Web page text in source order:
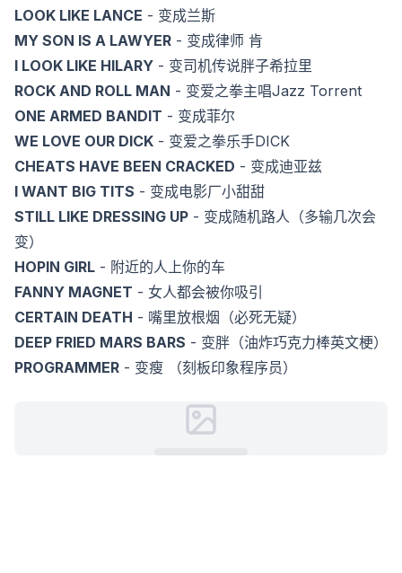
LOOK LIKE LANCE - 变成兰斯
MY SON IS A LAWYER - 变成律师 肯
I LOOK LIKE HILARY - 变司机传说胖子希拉里
ROCK AND ROLL MAN - 变爱之拳主唱Jazz Torrent
ONE ARMED BANDIT - 变成菲尔
WE LOVE OUR DICK - 变爱之拳乐手DICK
CHEATS HAVE BEEN CRACKED - 变成迪亚兹
I WANT BIG TITS - 变成电影厂小甜甜
STILL LIKE DRESSING UP - 变成随机路人（多输几次会
变）
HOPIN GIRL - 附近的人上你的车
FANNY MAGNET - 女人都会被你吸引
CERTAIN DEATH - 嘴里放根烟（必死无疑）
DEEP FRIED MARS BARS - 变胖（油炸巧克力棒英文梗）
PROGRAMMER - 变瘦 （刻板印象程序员）